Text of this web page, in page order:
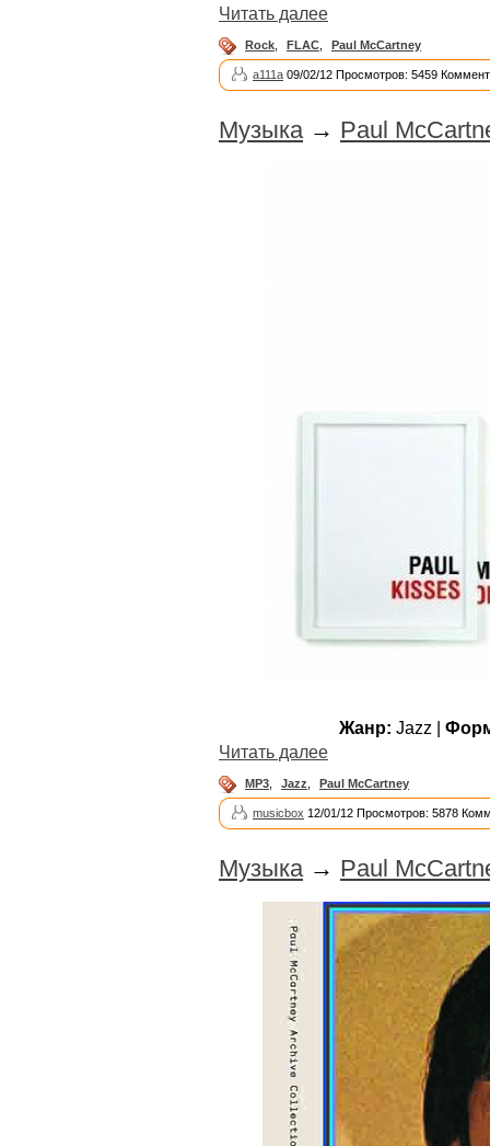
Читать далее
Rock FLAC Paul McCartney
a111a 09/02/12 Просмотров: 5459
Музыка → Paul
Жанр: Jazz |
Читать далее
MP3 Jazz Paul McCartney
musicbox 12/01/12 Просмотров: 5878
Музыка → Paul